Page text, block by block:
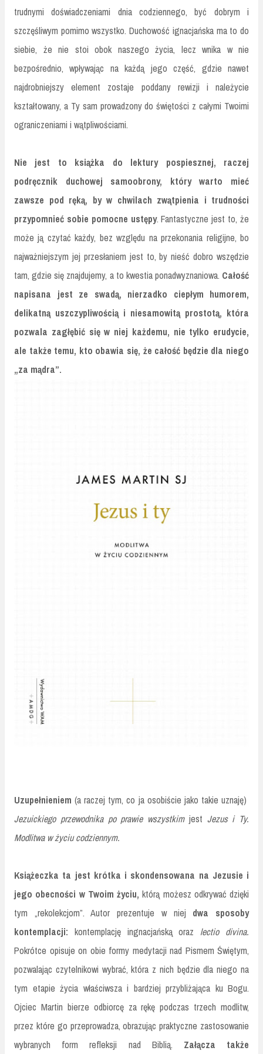
trudnymi doświadczeniami dnia codziennego, być dobrym i
szczęśliwym pomimo wszystko. Duchowość ignacjańska ma to do
siebie, że nie stoi obok naszego życia, lecz wnika w nie
bezpośrednio, wpływając na każdą jego część, gdzie nawet
najdrobniejszy element zostaje poddany rewizji i należycie
kształtowany, a Ty sam prowadzony do świętości z całymi Twoimi
ograniczeniami i wątpliwościami.
Nie jest to książka do lektury pospiesznej, raczej
podręcznik duchowej samoobrony, który warto mieć
zawsze pod ręką, by w chwilach zwątpienia i trudności
przypomnieć sobie pomocne ustępy. Fantastyczne jest to, że
może ją czytać każdy, bez względu na przekonania religijne, bo
najważniejszym jej przesłaniem jest to, by nieść dobro wszędzie
tam, gdzie się znajdujemy, a to kwestia ponadwyznaniowa. Całość
napisana jest ze swadą, nierzadko ciepłym humorem,
delikatną uszczypliwością i niesamowitą prostotą, która
pozwala zagłębić się w niej każdemu, nie tylko erudycie,
ale także temu, kto obawia się, że całość będzie dla niego
„za mądra”.
Uzupełnieniem (a raczej tym, co ja osobiście jako takie uznaję)
Jezuickiego przewodnika po prawie wszystkim jest Jezus i Ty.
Modlitwa w życiu codziennym.
Książeczka ta jest krótka i skondensowana na Jezusie i
jego obecności w Twoim życiu, którą możesz odkrywać dzięki
tym „rekolekcjom”. Autor prezentuje w niej dwa sposoby
kontemplacji: kontemplację ingnacjańską oraz lectio divina.
Pokrótce opisuje on obie formy medytacji nad Pismem Świętym,
pozwalając czytelnikowi wybrać, która z nich będzie dla niego na
tym etapie życia właściwsza i bardziej przybliżająca ku Bogu.
Ojciec Martin bierze odbiorcę za rękę podczas trzech modlitw,
przez które go przeprowadza, obrazując praktyczne zastosowanie
wybranych form refleksji nad Biblią. Załącza także